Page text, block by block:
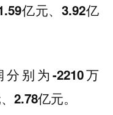
亿元、3.92亿
别为 -2210万
2.78亿元。